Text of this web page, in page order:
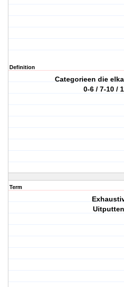
Definition
Categorieen die
0-6 / 7-10 /
Term